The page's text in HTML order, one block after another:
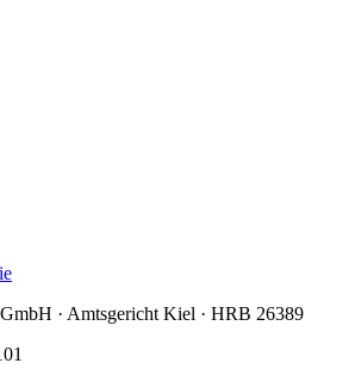
· Amtsgericht Kiel · HRB 26389